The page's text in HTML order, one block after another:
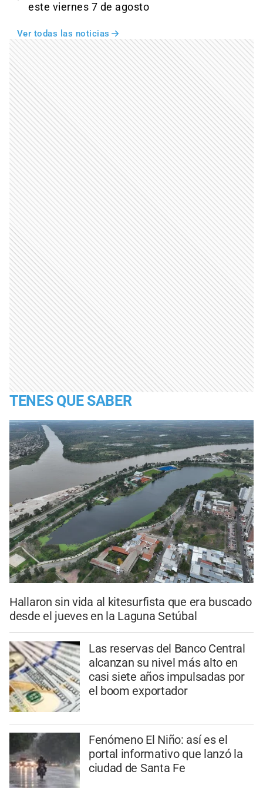
este viernes 7 de agosto
Ver todas las noticias
TENES QUE SABER
Hallaron sin vida al kitesurfista que era buscado
desde el jueves en la Laguna Setúbal
Las reservas del Banco Central
alcanzan su nivel más alto en
casi siete años impulsadas por
el boom exportador
Fenómeno El Niño: así es el
portal informativo que lanzó la
ciudad de Santa Fe